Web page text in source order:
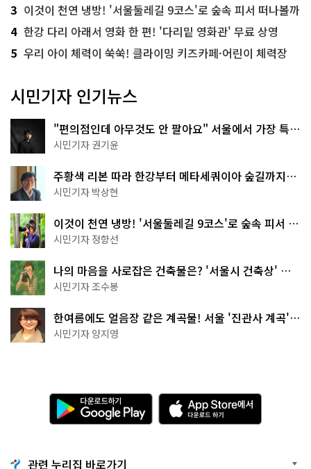
3 이것이 천연 냉방! '서울둘레길 9코스'로 숲속 피서 떠나볼까
4 한강 다리 아래서 영화 한 편! '다리밑 영화관' 무료 상영
5 우리 아이 체력이 쑥쑥! 클라이밍 키즈카페·어린이 체력장
시민기자 인기뉴스
"편의점인데 아무것도 안 팔아요" 서울에서 가장 특별
한 편의점의 정체
시민기자 권기윤
주황색 리본 따라 한강부터 메타세쿼이아 숲길까지…
서울둘레길 15코스
시민기자 박상현
이것이 천연 냉방! '서울둘레길 9코스'로 숲속 피서 떠
나볼까
시민기자 정향선
나의 마음을 사로잡은 건축물은? '서울시 건축상' 수
상작 공개!
시민기자 조수봉
한여름에도 얼음장 같은 계곡물! 서울 '진관사 계곡'이
천국이네~
시민기자 양지영
다
운
로
기
A
p
p
관련 누리집 바로가기